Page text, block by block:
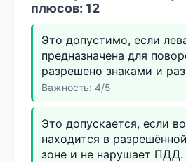
плюсов: 12
Это допустимо, если
предназначена для
разрешено знаками и
Важность: 4/5
Это допускается, если
находится в
зоне и не нарушает ПДД.